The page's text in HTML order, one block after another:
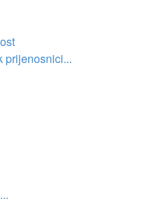
prijenosnici...